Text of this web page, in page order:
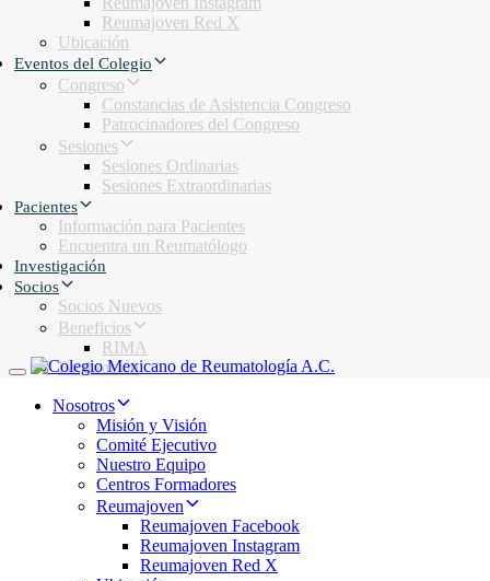
Reumajoven Red X
Ubicación
Eventos del Colegio
Congreso
Constancias de Asistencia Congreso
Patrocinadores del Congreso
Sesiones
Sesiones Ordinarias
Sesiones Extraordinarias
Pacientes
Información para Pacientes
Encuentra un Reumatólogo
Investigación
Socios
Socios Nuevos
Beneficios
RIMA
Facturación
Toggle navigation
Nosotros
Misión y Visión
Comité Ejecutivo
Nuestro Equipo
Centros Formadores
Reumajoven
Reumajoven Facebook
Reumajoven Instagram
Reumajoven Red X